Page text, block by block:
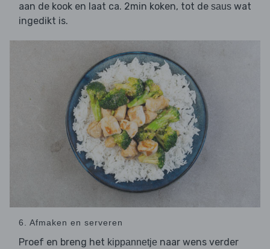
aan de kook en laat ca. 2min koken, tot de saus wat
ingedikt is.
6. Afmaken en serveren
Proef en breng het kippannetje naar wens verder